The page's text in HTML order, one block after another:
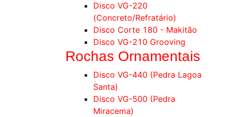
Disco VG-220
(Concreto/Refratário)
Disco Corte 180 - Makitão
Disco VG-210 Grooving
Rochas Ornamentais
Disco VG-440 (Pedra Lagoa
Santa)
Disco VG-500 (Pedra
Miracema)